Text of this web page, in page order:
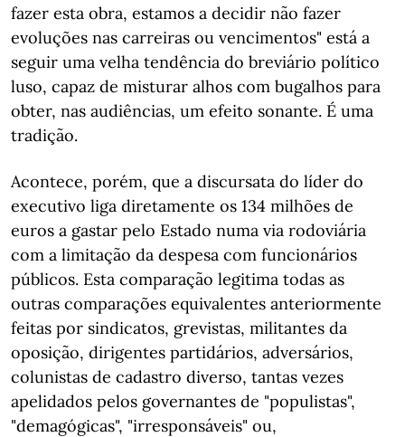
fazer esta obra, estamos a decidir não fazer
evoluções nas carreiras ou vencimentos" está a
seguir uma velha tendência do breviário político
luso, capaz de misturar alhos com bugalhos para
obter, nas audiências, um efeito sonante. É uma
tradição.
Acontece, porém, que a discursata do líder do
executivo liga diretamente os 134 milhões de
euros a gastar pelo Estado numa via rodoviária
com a limitação da despesa com funcionários
públicos. Esta comparação legitima todas as
outras comparações equivalentes anteriormente
feitas por sindicatos, grevistas, militantes da
oposição, dirigentes partidários, adversários,
colunistas de cadastro diverso, tantas vezes
apelidados pelos governantes de "populistas",
"demagógicas", "irresponsáveis" ou,